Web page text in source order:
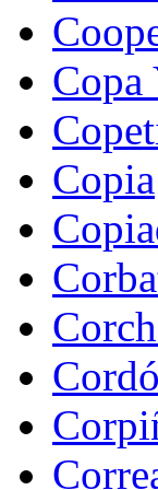
Copa
Copia